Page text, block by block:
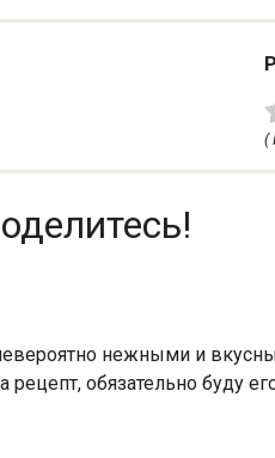
(
нежными и
обязательно буду